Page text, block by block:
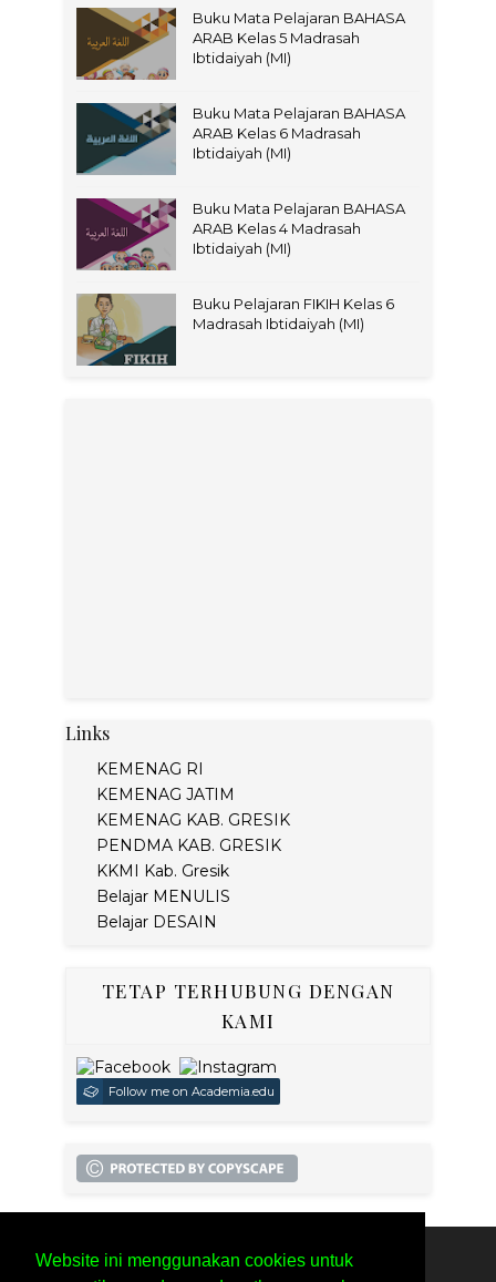
Website ini menggunakan cookies untuk
Buku Mata Pelajaran BAHASA
ARAB Kelas 5 Madrasah
Ibtidaiyah (MI)
Buku Mata Pelajaran BAHASA
ARAB Kelas 6 Madrasah
Ibtidaiyah (MI)
Buku Mata Pelajaran BAHASA
ARAB Kelas 4 Madrasah
Ibtidaiyah (MI)
Buku Pelajaran FIKIH Kelas 6
Madrasah Ibtidaiyah (MI)
Links
KEMENAG RI
KEMENAG JATIM
KEMENAG KAB. GRESIK
PENDMA KAB. GRESIK
KKMI Kab. Gresik
Belajar MENULIS
Belajar DESAIN
TETAP TERHUBUNG DENGAN
KAMI
Follow me on Academia.edu
SITEMAP PRIVACY POLICY